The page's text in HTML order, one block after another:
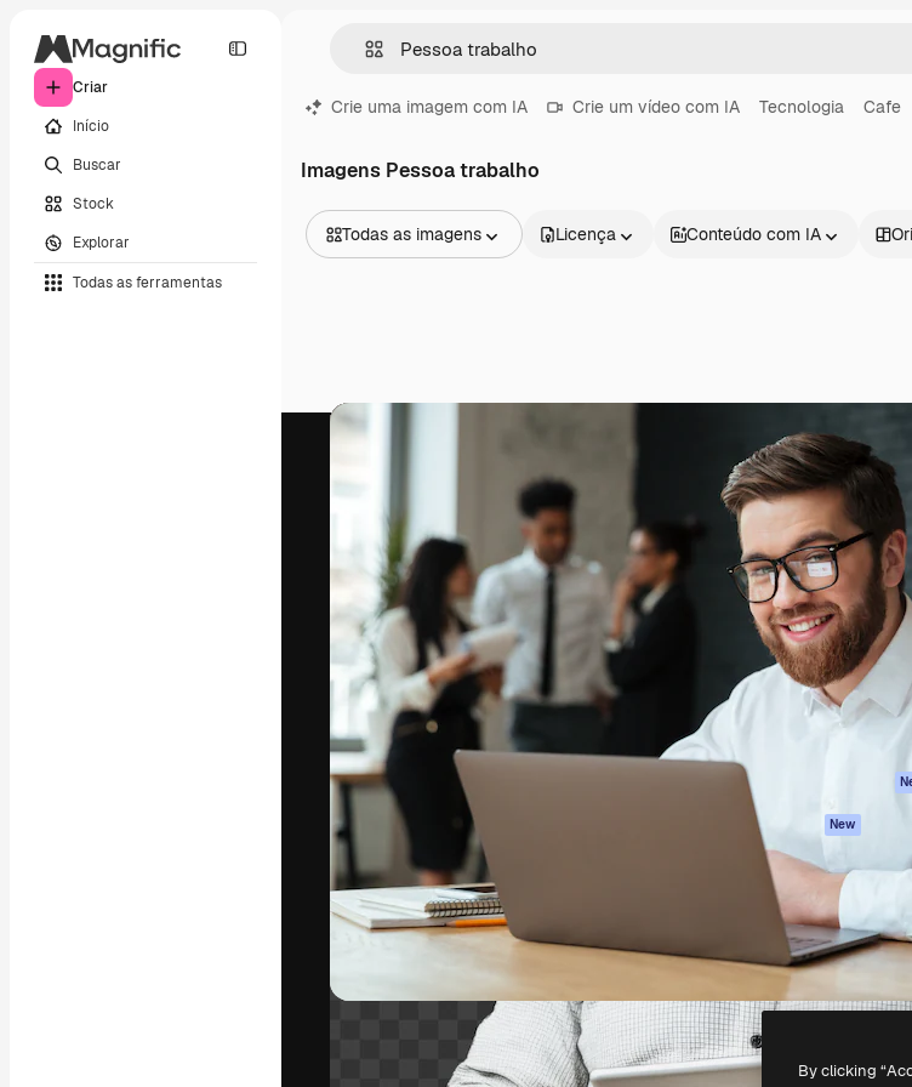
Criar
Início
Buscar
Stock
Explorar
Todas as ferramentas
Crie uma imagem com IA Crie um vídeo com IA Tecnologia Cafe
Imagens Pessoa trabalho
Todas as imagens
Vídeos
Clipes de vídeo
Ícones
Modelos 3D
Licença Conteúdo com IA
A plataforma criativa para você direcionar
seu melhor trabalho. Mais de 1 milhão de
assinantes entre criativos, empresas,
agências e estúdios.
Português
Produtos
Spaces
Assistente de IA
Gerador de
imagens
Gerador de vídeos
Texto para voz
Conteúdo de stock
Agentes New
API
App móvel
Todas as
ferramentas
Copyright © 2010- 2026 Freepik Company S.L.U. Todos os direitos
By clicking